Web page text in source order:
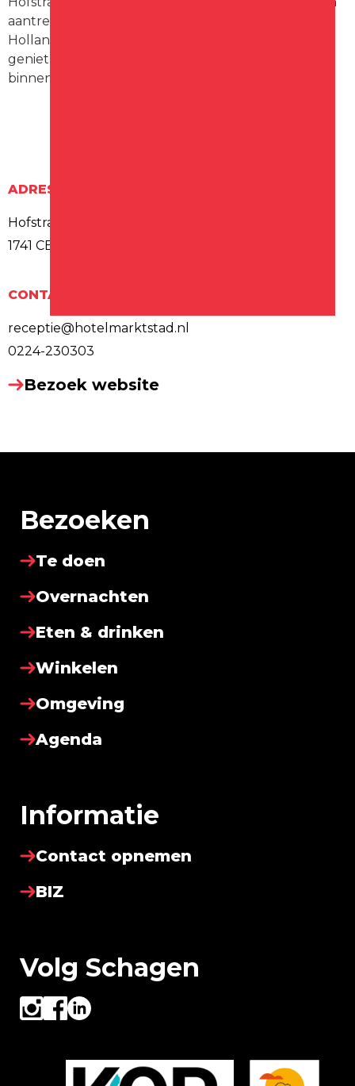
aantrekkelijke bestemming in de Kop van Noord-
Holland. U komt hier helemaal tot rust wanneer u
geniet van een lekker drankje in de mooie
binnentuin of lounge in het restaurant.
ADRES
Hofstraat 8
1741 CE Schagen
CONTACT
receptie@hotelmarktstad.nl
0224-230303
Bezoek website
Bezoeken
Te doen
Overnachten
Eten & drinken
Winkelen
Omgeving
Agenda
Informatie
Contact opnemen
BIZ
Volg Schagen